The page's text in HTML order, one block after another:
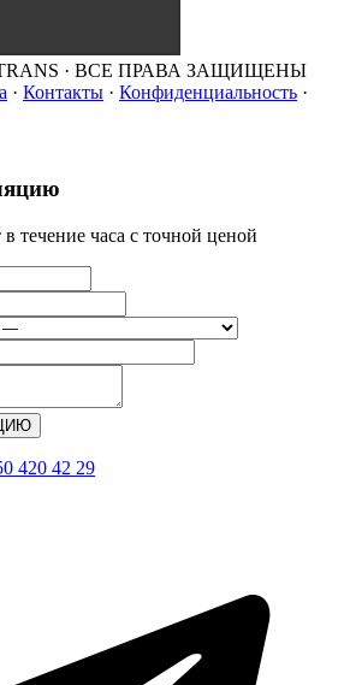
· ВСЕ ПРАВА ЗАЩИЩЕНЫ
· Контакты · Конфиденциальность ·
течение часа с точной ценой
420 42 29